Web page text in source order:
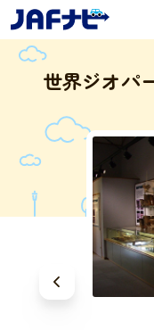
世界ジオパ